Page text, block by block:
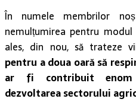
În numele membrilor
nemulțumirea pentru
ales, din nou, să trateze
pentru a doua oară să
ar fi contribuit
dezvoltarea sectorului